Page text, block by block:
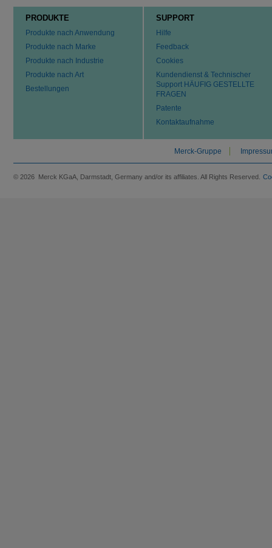
PRODUKTE
Produkte nach Anwendung
Produkte nach Marke
Produkte nach Industrie
Produkte nach Art
Bestellungen
SUPPORT
Hilfe
Feedback
Cookies
Kundendienst & Technischer
Support HÄUFIG GESTELLTE
FRAGEN
Patente
Kontaktaufnahme
Merck-Gruppe
© 2026 Merck KGaA, Darmstadt, Germany and/or its affiliates. All Rights Reserved.